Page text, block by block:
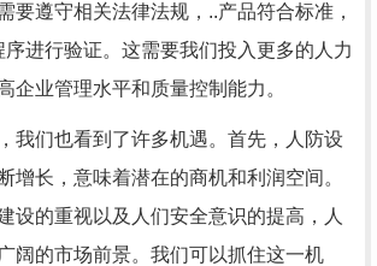
要遵守相关法律法规，..产品符合标准，
进行验证。这需要我们投入更多的人力
企业管理水平和质量控制能力。
我们也看到了许多机遇。首先，人防设
增长，意味着潜在的商机和利润空间。
设的重视以及人们安全意识的提高，人
阔的市场前景。我们可以抓住这一机